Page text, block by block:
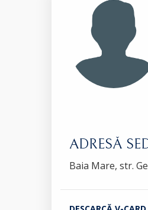
ADRESĂ
Baia Mare, str.